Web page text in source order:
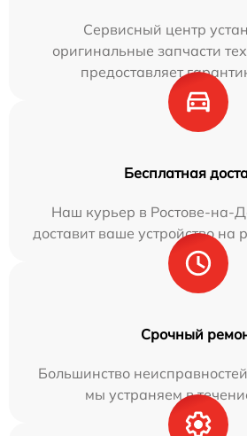
Сервисный центр
оригинальные запчасти
предоставляет
Бесплатная
Наш курьер в Ростове-на-
доставит ваше устройство на
Срочный
Большинство
мы устраняем в